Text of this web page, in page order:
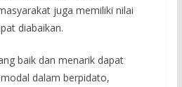
juga memiliki nilai
diabaikan.
baik dan menarik dapat
dalam berpidato,